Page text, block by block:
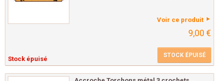
Voir ce produit
9,00 €
Stock épuisé STOCK ÉPUISÉ